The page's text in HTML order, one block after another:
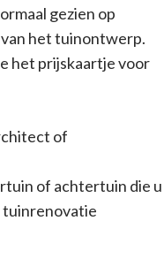
gezien op
het tuinontwerp.
het prijskaartje voor
of
of achtertuin die u